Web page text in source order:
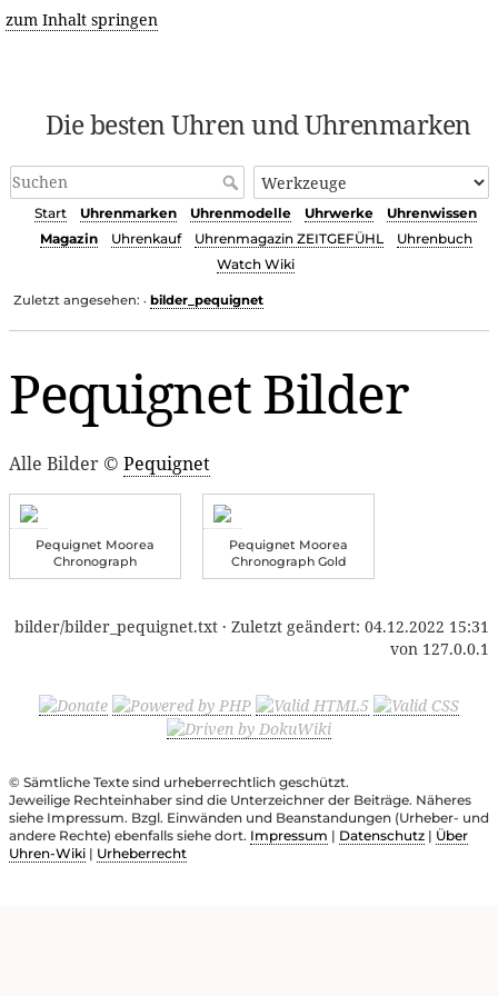
zum Inhalt springen
Die besten Uhren und Uhrenmarken
Start Uhrenmarken Uhrenmodelle Uhrwerke
Uhrenwissen
Magazin
Uhrenkauf Uhrenmagazin ZEITGEFÜHL
Uhrenbuch
Watch Wiki
Zuletzt angesehen: • bilder_pequignet
Pequignet Bilder
Alle Bilder © Pequignet
Pequignet Moorea
Chronograph
Pequignet Moorea
Chronograph Gold
bilder/bilder_pequignet.txt · Zuletzt geändert: 04.12.2022 15:31
von 127.0.0.1
© Sämtliche Texte sind urheberrechtlich geschützt.
Jeweilige Rechteinhaber sind die Unterzeichner der Beiträge. Näheres
siehe Impressum. Bzgl. Einwänden und Beanstandungen (Urheber- und
andere Rechte) ebenfalls siehe dort. Impressum | Datenschutz | Über
Uhren-Wiki | Urheberrecht